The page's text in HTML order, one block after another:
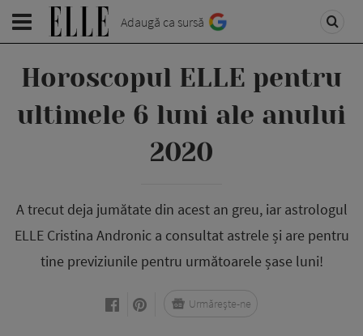
Adaugă ca sursă
Horoscopul ELLE pentru
ultimele 6 luni ale anului
2020
A trecut deja jumătate din acest an greu, iar astrologul
ELLE Cristina Andronic a consultat astrele și are pentru
tine previziunile pentru următoarele șase luni!
Urmărește-ne